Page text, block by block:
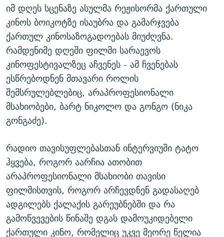
იმ დღეს სცენაზე ასულმა რეჟისორმა ქართული
კინოს ბოიკოტზე ისაუბრა და გამარჯვება
ქართულ კინოსაზოგადოებას მიუძღვნა.
რამდენიმე დღეში ფილმი სარაევოს
კინოფესტივალზეც აჩვენეს - ამ ჩვენებას
ესწრებოდნენ მთავარი როლის
შემსრულებლებიც, არაპროფესიონალი
მსახიობები, ბარტ ნიკოლო და გონგო (ნიკა
გონგაძე).
რადიო თავისუფლებასთან ინტერვიუში ტატო
ჰყვება, როგორ აარჩია ათობით
არაპროფესიონალი მსახიობი თავისი
ფილმისთვის, როგორ არჩევდნენ გადასაღებ
ადგილებს ქალაქის გარეუბნებში და რა
გამოწვევების წინაშე დგას დამოუკიდებელი
ქართული კინო, რომელიც უკვე მეორე წელია